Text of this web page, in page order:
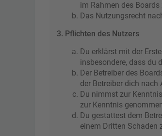
im Rahmen des Boards
Das Nutzungsrecht
3. Pflichten des Nutzers
Du erklärst mit der
insbesondere, dass du
Der Betreiber des
der Betreiber dich
Du nimmst zur
zur Kenntnis
Du gestattest dem
einem Dritten Schaden